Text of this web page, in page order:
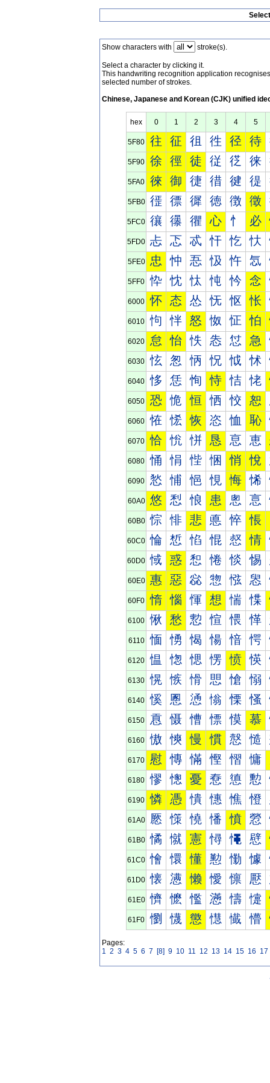
Show characters with stroke(s).
Select a character by clicking it.
This handwriting recognition application
selected number of strokes.
Chinese, Japanese and Korean (CJK) unified
hex 0 1 2 3 4 5
5F80 往 征 徂 徃 径 待
5F90 徐 徑 徒 従 徔 徕
5FA0 徠 御 徢 徣 徤 徥
5FB0 徰 徱 徲 徳 徴 徵
5FC0 忀 忁 忂 心 忄 必
5FD0 忐 忑 忒 忓 忔 忕
5FE0 忠 忡 忢 忣 忤 忥
5FF0 忰 忱 忲 忳 忴 念
6000 怀 态 怂 怃 怄 怅
6010 怐 怑 怒 怓 怔 怕
6020 怠 怡 怢 怣 怤 急
6030 怰 怱 怲 怳 怴 怵
6040 恀 恁 恂 恃 恄 恅
6050 恐 恑 恒 恓 恔 恕
6060 恠 恡 恢 恣 恤 恥
6070 恰 恱 恲 恳 恴 恵
6080 悀 悁 悂 悃 悄 悅
6090 悐 悑 悒 悓 悔 悕
60A0 悠 悡 悢 患 悤 悥
60B0 悰 悱 悲 悳 悴 悵
60C0 惀 惁 惂 惃 惄 情
60D0 惐 惑 惒 惓 惔 惕
60E0 惠 惡 惢 惣 惤 惥
60F0 惰 惱 惲 想 惴 惵
6100 愀 愁 愂 愃 愄 愅
6110 愐 愑 愒 愓 愔 愕
6120 愠 愡 愢 愣 愤 愥
6130 愰 愱 愲 愳 愴 愵
6140 慀 慁 慂 慃 慄 慅
6150 慐 慑 慒 慓 慔 慕
6160 慠 慡 慢 慣 慤 慥
6170 慰 慱 慲 慳 慴 慵
6180 憀 憁 憂 憃 憄 憅
6190 憐 憑 憒 憓 憔 憕
61A0 憠 憡 憢 憣 憤 憥
61B0 憰 憱 憲 憳 憴 憵
61C0 懀 懁 懂 懃 懄 懅
61D0 懐 懑 懒 懓 懔 懕
61E0 懠 懡 懢 懣 懤 懥
61F0 懰 懱 懲 懳 懴 懵
Pages:
1 2 3 4 5 6 7 [8] 9 10 11 12 13 14 15 16 17